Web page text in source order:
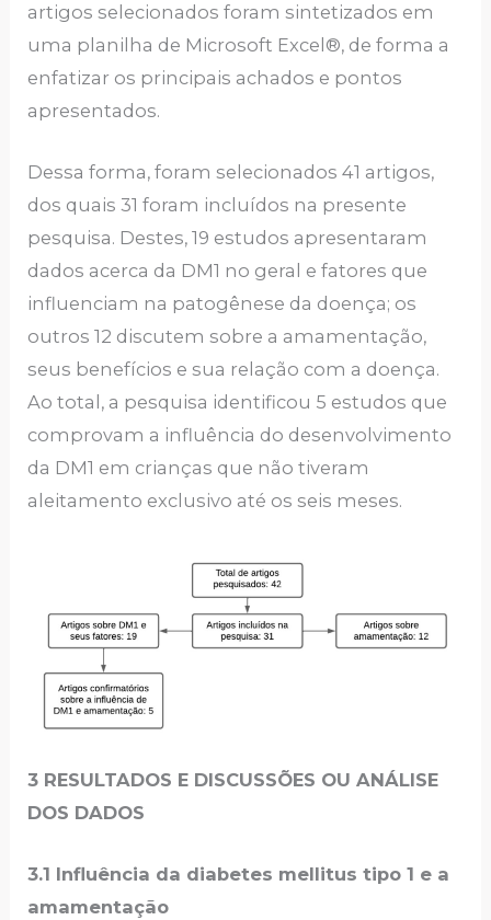
artigos selecionados foram sintetizados em
uma planilha de Microsoft Excel®, de forma a
enfatizar os principais achados e pontos
apresentados.
Dessa forma, foram selecionados 41 artigos,
dos quais 31 foram incluídos na presente
pesquisa. Destes, 19 estudos apresentaram
dados acerca da DM1 no geral e fatores que
influenciam na patogênese da doença; os
outros 12 discutem sobre a amamentação,
seus benefícios e sua relação com a doença.
Ao total, a pesquisa identificou 5 estudos que
comprovam a influência do desenvolvimento
da DM1 em crianças que não tiveram
aleitamento exclusivo até os seis meses.
3 RESULTADOS E DISCUSSÕES OU ANÁLISE
DOS DADOS
3.1 Influência da diabetes mellitus tipo 1 e a
amamentação